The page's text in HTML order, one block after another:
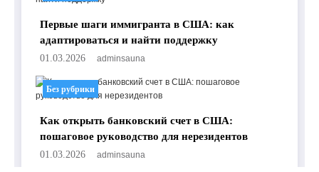
Первые шаги иммигранта в США: как
адаптироваться и найти поддержку
01.03.2026 adminsauna
Без рубрики
Как открыть банковский счет в США:
пошаговое руководство для нерезидентов
01.03.2026 adminsauna